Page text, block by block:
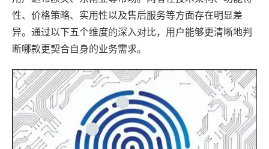
性、价格策略、实用性以及售后服务等方面存在明显差
异。通过以下五个维度的深入对比，用户能够更清晰地判
断哪款更契合自身的业务需求。